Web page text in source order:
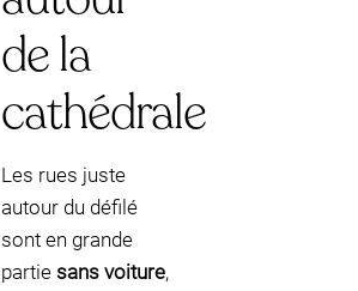
de la
cathédrale
Les rues juste
autour du défilé
sont en grande
partie sans voiture,